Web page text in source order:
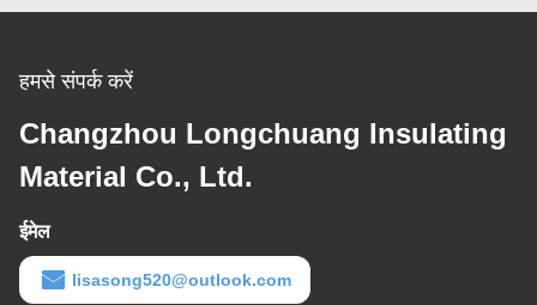
हमसे संपर्क करें
Changzhou Longchuang Insulating
Material Co., Ltd.
ईमेल
lisasong520@outlook.com